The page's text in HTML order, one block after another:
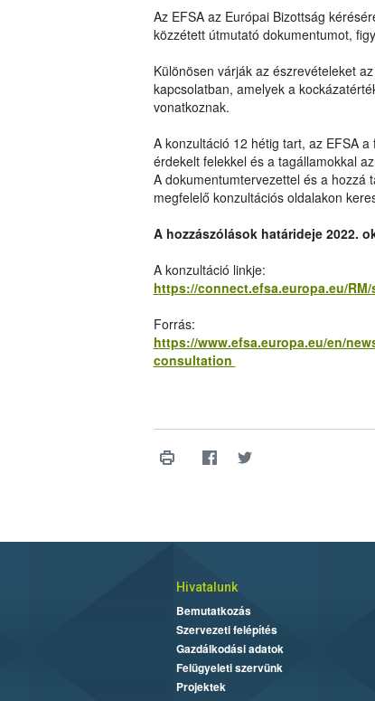
Az EFSA az Európai Bizottság
közzétett útmutató dokumentumot,
Különösen várják az észrevételeket
kapcsolatban, amelyek a
vonatkoznak.
A konzultáció 12 hétig tart, az EFSA
érdekelt felekkel és a tagállamokkal
A dokumentumtervezettel és a hozzá
megfelelő konzultációs oldalakon
A hozzászólások határideje 2022.
A konzultáció linkje:
https://connect.efsa.europa.eu/
Forrás:
https://www.efsa.europa.eu/en/
consultation
Hivatalunk
Bemutatkozás
Szervezeti felépítés
Gazdálkodási adatok
Felügyeleti szervünk
Projektek